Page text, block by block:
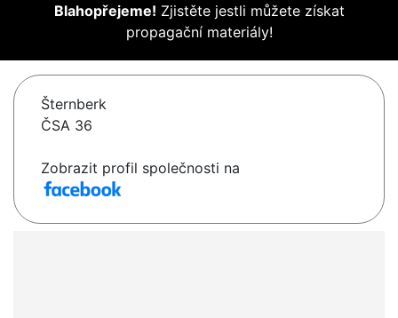
Blahopřejeme! Zjistěte jestli můžete získat
propagační materiály!
Šternberk
ČSA 36
Zobrazit profil společnosti na